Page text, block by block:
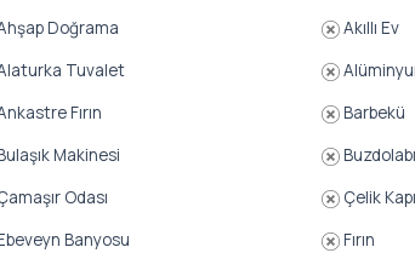
Doğrama Akıllı Ev
Tuvalet
Fırın Barbekü
Makinesi Buzdolabı
Odası Çelik Kapı
Banyosu Fırın